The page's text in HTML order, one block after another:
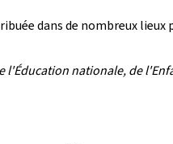
dans de nombreux
l'Éducation nationale, de